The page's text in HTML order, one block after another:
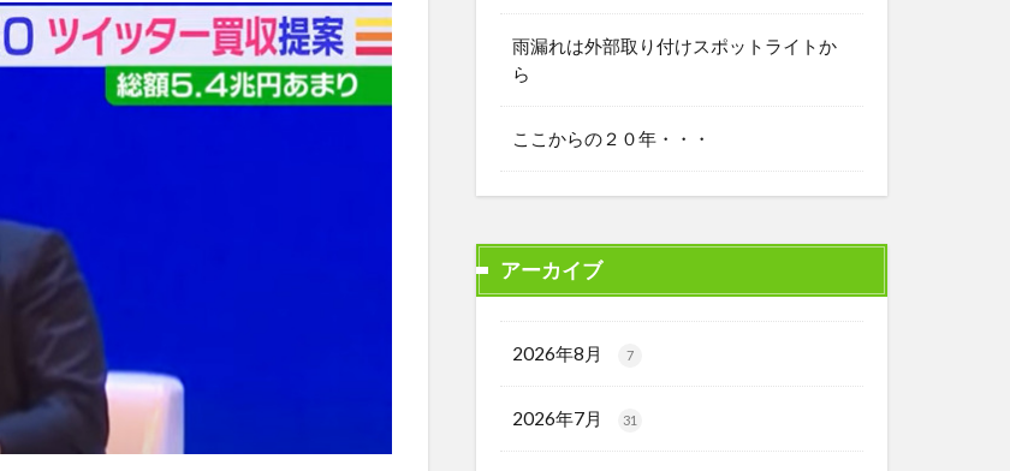
雨漏れは外部取り付けスポットライトか
ら
ここからの２０年・・・
アーカイブ
2026年8月 7
2026年7月 31